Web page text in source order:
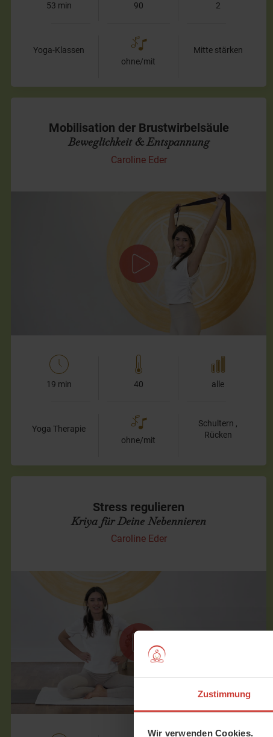
Zustimmung
Wir verwenden Cookies.
53 min 90 2
Yoga-Klassen
ohne/mit
Mitte stärken
Mobilisation der Brustwirbelsäule
Beweglichkeit & Entspannung
Caroline Eder
Übungen für mehr Weite und Leichtigkeit im
oberen Rücken
In dieser Einheit kümmern wir uns ganz gezielt um Deine
Brustwirbelsäule – also den Bereich zwischen den
Schulterblättern, wo sich…
19 min 40 alle
Yoga Therapie
ohne/mit
Schultern ,
Rücken
Stress regulieren
Kriya für Deine Nebennieren
Caroline Eder
Dauerspannung durch Massage sanft lösen
In dieser Kundalini-Praxis kümmern wir uns gezielt um Dein
Stresslevel – und damit um Deine Nebennieren. Diese
kleinen Drüsen sitzen oberhalb der Nieren und…